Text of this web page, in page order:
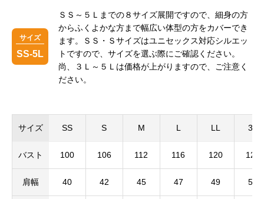
サイズ
SS-5L
ＳＳ～５Ｌまでの８サイズ展開ですので、細身の方
からふくよかな方まで幅広い体型の方をカバーでき
ます。ＳＳ・Ｓサイズはユニセックス対応シルエッ
トですので、サイズを選ぶ際にご確認ください。
尚、３Ｌ～５Ｌは価格が上がりますので、ご注意く
ださい。
サイズ SS S M L LL 3L
バスト 100 106 112 116 120 124
肩幅 40 42 45 47 49 51